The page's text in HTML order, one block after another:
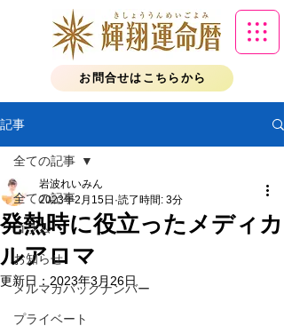
お問合せはこちらから
記事
全ての記事
コラム
お知らせ
メルマガバックナンバー
プライベート
全ての記事
発熱時に役立ったメディカ
ルアロマ
岩波れいみん
2023年2月15日 読了時間: 3分
更新日： 2023年3月26日